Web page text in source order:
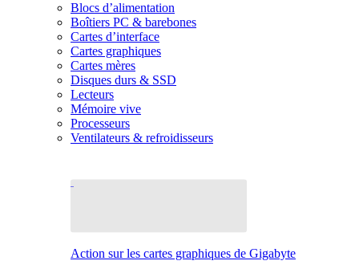
Blocs d’alimentation
Boîtiers PC & barebones
Cartes d’interface
Cartes graphiques
Cartes mères
Disques durs & SSD
Lecteurs
Mémoire vive
Processeurs
Ventilateurs & refroidisseurs
Action sur les cartes graphiques de Gigabyte